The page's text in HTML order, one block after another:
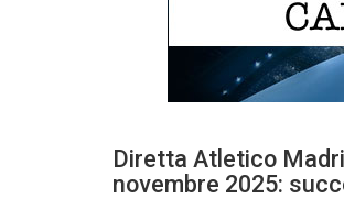
Diretta Atletico
novembre 2025: